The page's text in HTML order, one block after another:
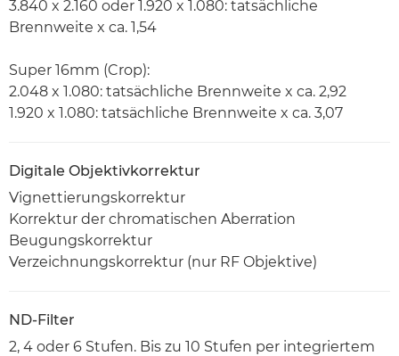
3.840 x 2.160 oder 1.920 x 1.080: tatsächliche
Brennweite x ca. 1,54
Super 16mm (Crop):
2.048 x 1.080: tatsächliche Brennweite x ca. 2,92
1.920 x 1.080: tatsächliche Brennweite x ca. 3,07
Digitale Objektivkorrektur
Vignettierungskorrektur
Korrektur der chromatischen Aberration
Beugungskorrektur
Verzeichnungskorrektur (nur RF Objektive)
ND-Filter
2, 4 oder 6 Stufen. Bis zu 10 Stufen per integriertem